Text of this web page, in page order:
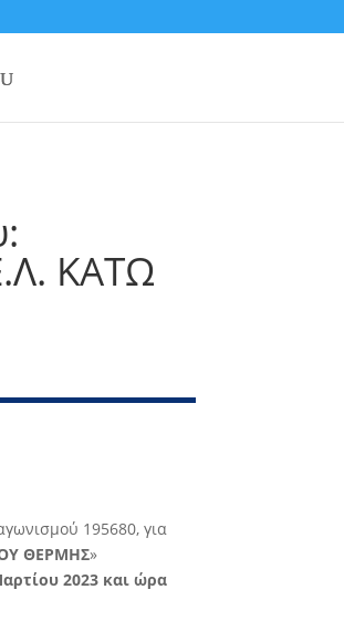
ΚΑΤΩ
195680, για
ΘΕΡΜΗΣ»
2023 και ώρα